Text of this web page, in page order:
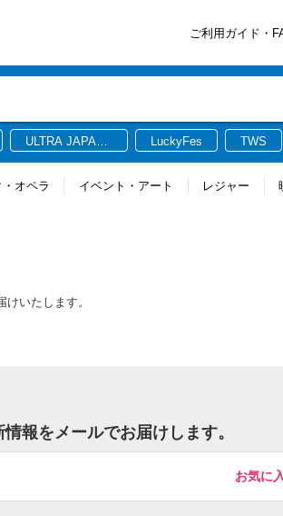
ご利用ガイド・
ULTRA JAPAN
LuckyFes TWS
オペラ イベント・アート レジャー
いたします。
報をメールでお届けします。
お気に